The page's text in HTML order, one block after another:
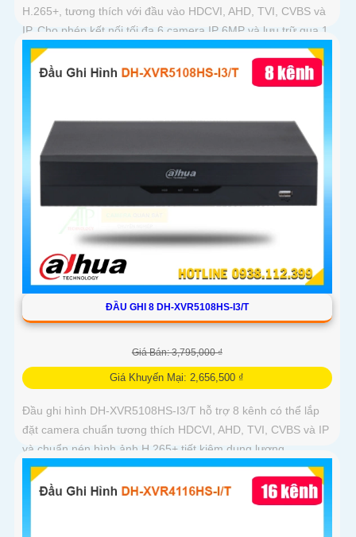
H.265+, tương thích với đầu vào HDCVI, AHD, TVI, CVBS và
IP. Cho phép kết nối tối đa 6 camera IP 6MP và lưu trữ qua 1
ổ cứng...
ĐẦU GHI 8 DH-XVR5108HS-I3/T
Giá Bán: 3,795,000 ₫
Giá Khuyến Mại: 2,656,500 ₫
Đầu ghi hình DH-XVR5108HS-I3/T hỗ trợ 8 kênh có thể lắp
đặt camera chuẩn tương thích HDCVI, AHD, TVI, CVBS và IP
và chuẩn nén hình ảnh H.265+ tiết kiệm dung lượng